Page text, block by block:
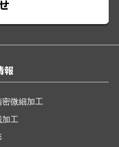
報
密微細加工
加工